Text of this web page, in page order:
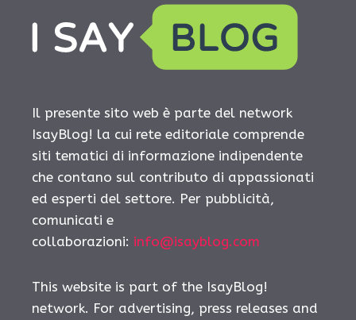
Il presente sito web è parte del network
IsayBlog! la cui rete editoriale comprende
siti tematici di informazione indipendente
che contano sul contributo di appassionati
ed esperti del settore. Per pubblicità,
comunicati e
collaborazioni: info@isayblog.com
This website is part of the IsayBlog!
network. For advertising, press releases and